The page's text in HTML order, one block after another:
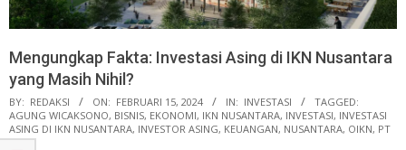
Mengungkap Fakta: Investasi Asing di IKN Nusantara
yang Masih Nihil?
BY: REDAKSI ON: FEBRUARI 15, 2024 IN: INVESTASI
TAGGED:
AGUNG WICAKSONO, BISNIS, EKONOMI, IKN NUSANTARA, INVESTASI, INVESTASI
ASING DI IKN NUSANTARA, INVESTOR ASING, KEUANGAN, NUSANTARA, OIKN, PT
PLN